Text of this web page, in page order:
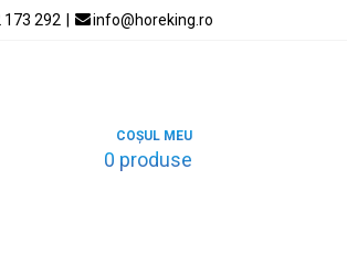
173 292 info@horeking.ro
COȘUL MEU
0 produse